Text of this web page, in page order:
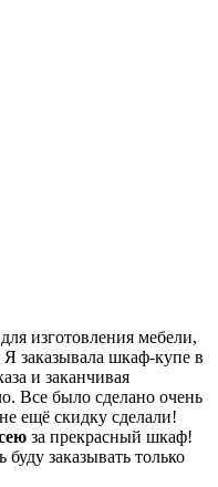
изготовления мебели,
заказывала шкаф-купе в
и заканчивая
Все было сделано очень
ещё скидку сделали!
за прекрасный шкаф!
заказывать только